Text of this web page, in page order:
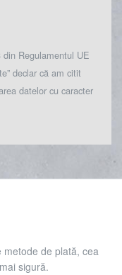
Regulamentul UE
declar că am citit
datelor cu caracter
de plată, cea
sigură.